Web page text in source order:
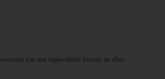
van een topkwaliteit biertap en alles